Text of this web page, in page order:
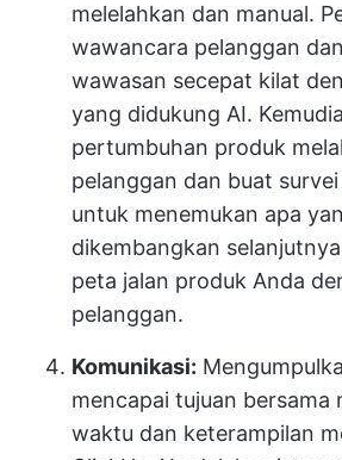
melelahkan dan manual.
wawancara pelanggan
wawasan secepat kilat
yang didukung AI.
pertumbuhan produk
pelanggan dan buat
untuk menemukan apa
dikembangkan
peta jalan produk Anda
pelanggan.
Komunikasi:
mencapai tujuan bersama
waktu dan keterampilan